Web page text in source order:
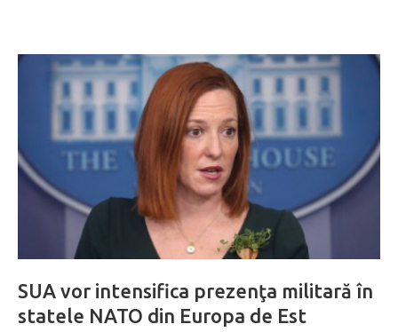
SUA vor intensifica prezenţa militară în
statele NATO din Europa de Est